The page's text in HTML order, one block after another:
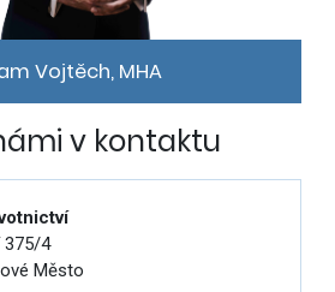
Vojtěch, MHA
v kontaktu
375/4
Město